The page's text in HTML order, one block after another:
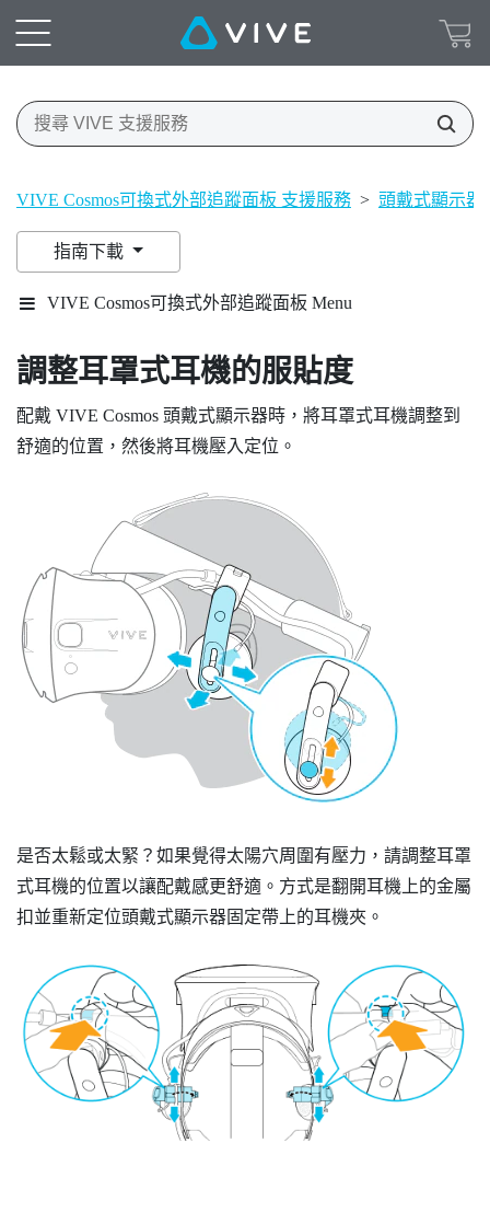
VIVE Cosmos可換式外部追蹤面板 支援服務 > 頭戴式顯示器
指南下載
VIVE Cosmos可換式外部追蹤面板 Menu
調整耳罩式耳機的服貼度
配戴 VIVE Cosmos 頭戴式顯示器時，將耳罩式耳機調整到
舒適的位置，然後將耳機壓入定位。
是否太鬆或太緊？如果覺得太陽穴周圍有壓力，請調整耳罩
式耳機的位置以讓配戴感更舒適。方式是翻開耳機上的金屬
扣並重新定位頭戴式顯示器固定帶上的耳機夾。